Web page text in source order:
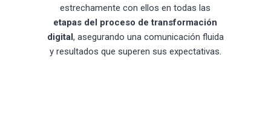
estrechamente con ellos en todas las
etapas del proceso de transformación
digital, asegurando una comunicación fluida
y resultados que superen sus expectativas.